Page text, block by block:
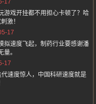
游戏开挂都不用担心卡顿了？哈
激！
17
拟速度飞起，制药行业要感谢潘
量。
17
速度惊人，中国科研速度就是